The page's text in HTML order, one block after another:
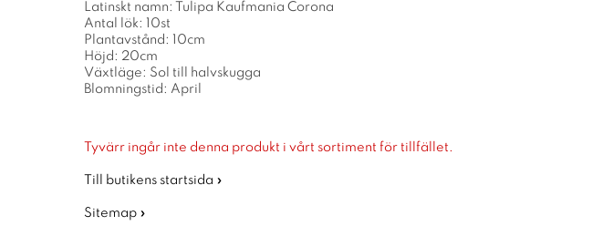
Latinskt namn: Tulipa Kaufmania Corona
Antal lök: 10st
Plantavstånd: 10cm
Höjd: 20cm
Växtläge: Sol till halvskugga
Blomningstid: April
Tyvärr ingår inte denna produkt i vårt sortiment för tillfället.
Till butikens startsida »
Sitemap »